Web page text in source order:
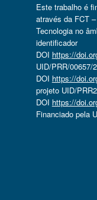
Este trabalho é
através da FCT
Tecnologia no
identificador
DOI https://
UID/PRR/00657/
DOI https://
projeto UID/
DOI https://
Financiado pela